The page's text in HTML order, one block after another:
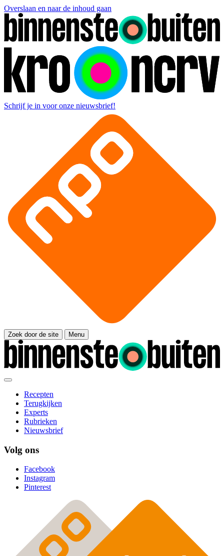
Overslaan en naar de inhoud gaan
Schrijf je in voor onze nieuwsbrief!
Zoek door de site Menu
Recepten
Terugkijken
Experts
Rubrieken
Nieuwsbrief
Volg ons
Facebook
Instagram
Pinterest